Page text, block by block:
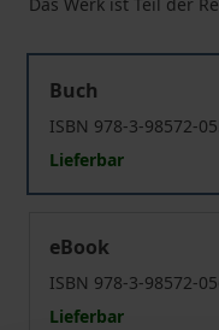
Buch
ISBN 978-3-98572-
Lieferbar
eBook
ISBN 978-3-98572-
Lieferbar